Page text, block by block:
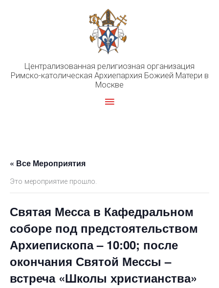
Централизованная религиозная организация
Римско-католическая Архиепархия Божией Матери в
Москве
Главное
« Все Мероприятия
Это мероприятие прошло.
Святая Месса в Кафедральном
соборе под предстоятельством
Архиепископа – 10:00; после
окончания Святой Мессы –
встреча «Школы христианства»